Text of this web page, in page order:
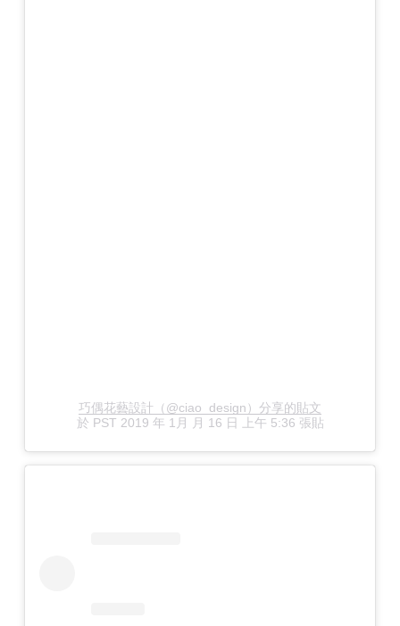
巧偶花藝設計（@ciao_design）分享的貼文
於 PST 2019 年 1月 月 16 日 上午 5:36 張貼